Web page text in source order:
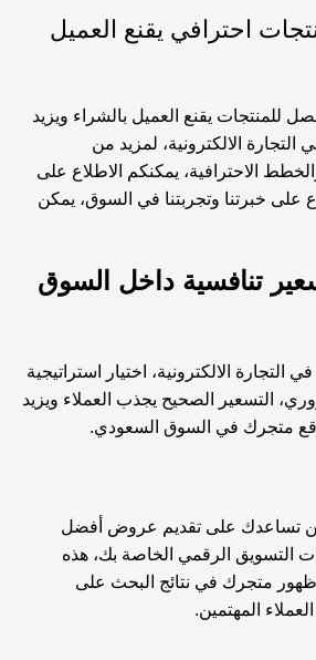
احترافي يقنع العميل
يقنع العميل بالشراء ويزيد
الالكترونية، لمزيد من
الاحترافية، يمكنكم الاطلاع على
على خبرتنا وتجربتنا في السوق، يمكن
تنافسية داخل السوق
الالكترونية، اختيار استراتيجية
التسعير الصحيح يجذب العملاء ويزيد
متجرك في السوق السعودي.
تساعدك على تقديم عروض أفضل
التسويق الرقمي الخاصة بك، هذه
متجرك في نتائج البحث على
المهتمين.